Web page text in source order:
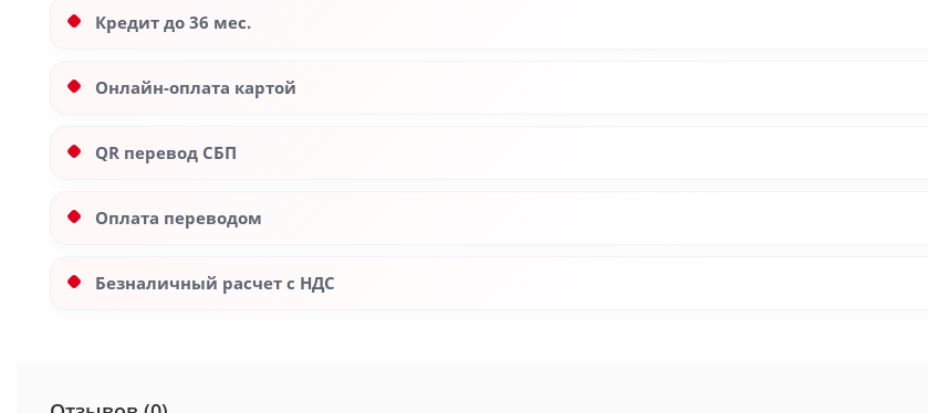
Кредит до 36 мес.
Онлайн-оплата картой
QR перевод СБП
Оплата переводом
Безналичный расчет с НДС